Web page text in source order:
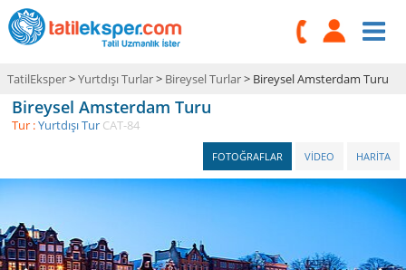
TatilEksper>Yurtdışı Turlar> Bireysel Turlar> Bireysel Amsterdam Turu
Bireysel Amsterdam Turu
Tur :Yurtdışı Tur CAT-84
HARİTA
VİDEO
FOTOĞRAFLAR